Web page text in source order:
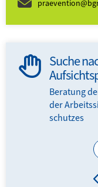
Suche
Beratung
der
schutzes